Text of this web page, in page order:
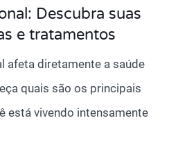
Descubra suas
e tratamentos
afeta diretamente a saúde
quais são os principais
está vivendo intensamente